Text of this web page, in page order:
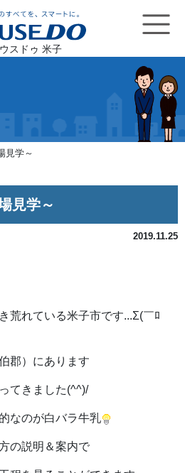
スドゥ 米子
見学～
見学～
2019.11.25
荒れている米子市です...Σ(￣ﾛ
郡）にあります
てきました(^^)/
なのが白バラ牛乳
の説明＆案内で